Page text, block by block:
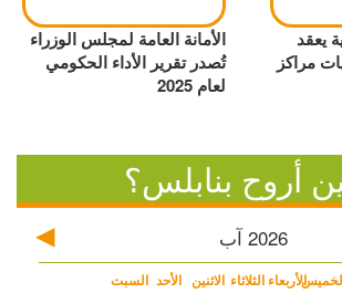
يعقد
مراكز
الأمانة العامة لمجلس الوزراء
تُصدر تقرير الأداء الحكومي
لعام 2025
أروح بنابلس؟
2026 آب
السبت الأحد الاثنين الثلاثاء الأربعاء